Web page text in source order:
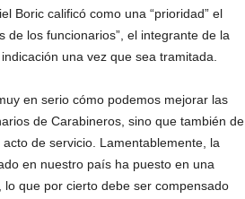
Boric calificó como una “prioridad” el
de los funcionarios”, el integrante de la
una vez que sea tramitada.
en serio cómo podemos mejorar las
de Carabineros, sino que también de
de servicio. Lamentablemente, la
en nuestro país ha puesto en una
que por cierto debe ser compensado